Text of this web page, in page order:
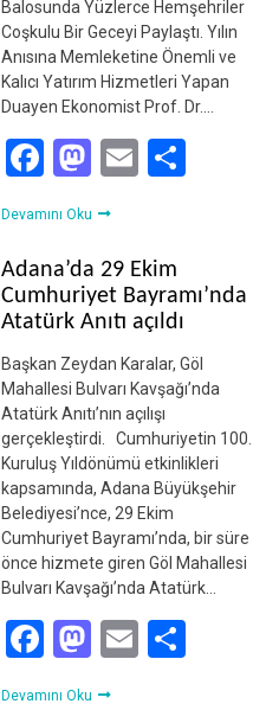
Balosunda Yüzlerce Hemşehriler
Coşkulu Bir Geceyi Paylaştı. Yılın
Anısına Memleketine Önemli ve
Kalıcı Yatırım Hizmetleri Yapan
Duayen Ekonomist Prof. Dr….
Facebook
Mastodon
Email
Devamını Oku
Adana’da 29 Ekim
Cumhuriyet Bayramı’nda
Atatürk Anıtı açıldı
Başkan Zeydan Karalar, Göl
Mahallesi Bulvarı Kavşağı’nda
Atatürk Anıtı’nın açılışı
gerçekleştirdi. Cumhuriyetin 100.
Kuruluş Yıldönümü etkinlikleri
kapsamında, Adana Büyükşehir
Belediyesi’nce, 29 Ekim
Cumhuriyet Bayramı’nda, bir süre
önce hizmete giren Göl Mahallesi
Bulvarı Kavşağı’nda Atatürk…
Facebook
Mastodon
Email
Devamını Oku